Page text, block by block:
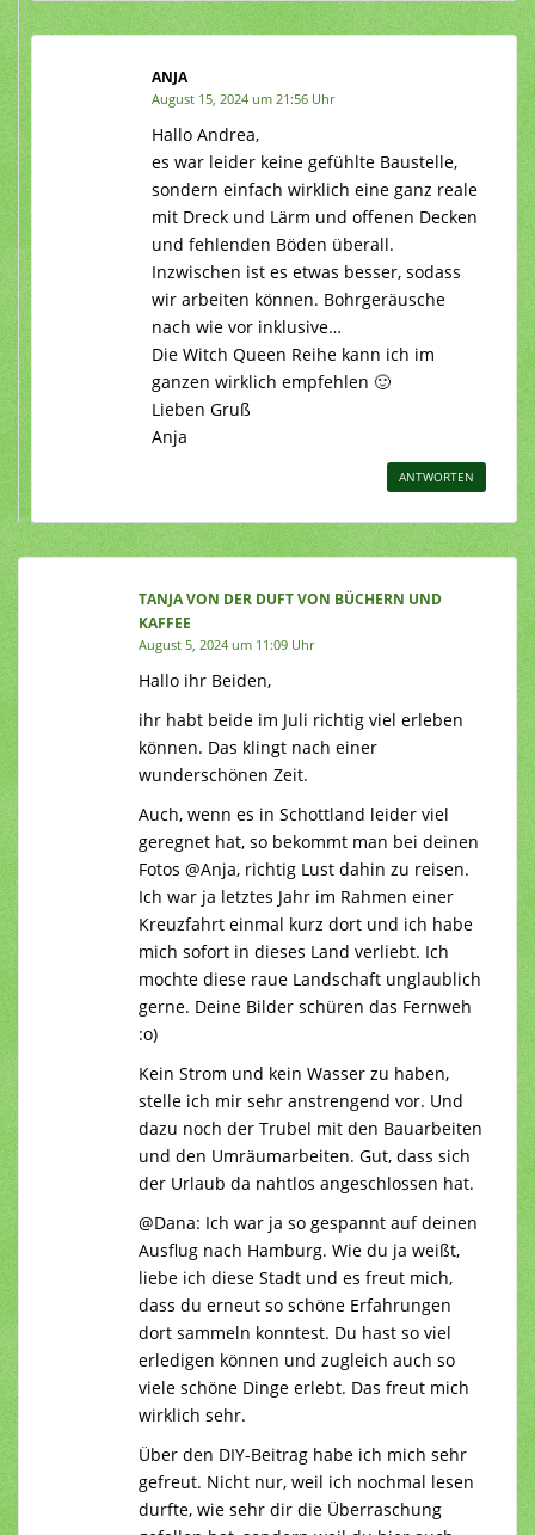
ANJA
August 15, 2024 um 21:56 Uhr
Hallo Andrea,
es war leider keine gefühlte Baustelle,
sondern einfach wirklich eine ganz reale
mit Dreck und Lärm und offenen Decken
und fehlenden Böden überall.
Inzwischen ist es etwas besser, sodass
wir arbeiten können. Bohrgeräusche
nach wie vor inklusive…
Die Witch Queen Reihe kann ich im
ganzen wirklich empfehlen 🙂
Lieben Gruß
Anja
ANTWORTEN
TANJA VON DER DUFT VON BÜCHERN UND
KAFFEE
August 5, 2024 um 11:09 Uhr
Hallo ihr Beiden,
ihr habt beide im Juli richtig viel erleben
können. Das klingt nach einer
wunderschönen Zeit.
Auch, wenn es in Schottland leider viel
geregnet hat, so bekommt man bei deinen
Fotos @Anja, richtig Lust dahin zu reisen.
Ich war ja letztes Jahr im Rahmen einer
Kreuzfahrt einmal kurz dort und ich habe
mich sofort in dieses Land verliebt. Ich
mochte diese raue Landschaft unglaublich
gerne. Deine Bilder schüren das Fernweh
:o)
Kein Strom und kein Wasser zu haben,
stelle ich mir sehr anstrengend vor. Und
dazu noch der Trubel mit den Bauarbeiten
und den Umräumarbeiten. Gut, dass sich
der Urlaub da nahtlos angeschlossen hat.
@Dana: Ich war ja so gespannt auf deinen
Ausflug nach Hamburg. Wie du ja weißt,
liebe ich diese Stadt und es freut mich,
dass du erneut so schöne Erfahrungen
dort sammeln konntest. Du hast so viel
erledigen können und zugleich auch so
viele schöne Dinge erlebt. Das freut mich
wirklich sehr.
Über den DIY-Beitrag habe ich mich sehr
gefreut. Nicht nur, weil ich nochmal lesen
durfte, wie sehr dir die Überraschung